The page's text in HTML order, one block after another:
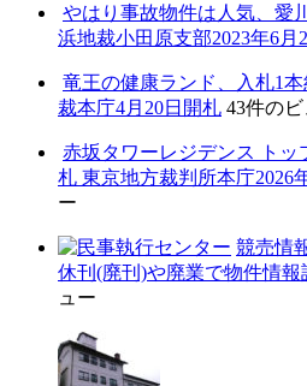
やはり事故物件は人気、
浜地裁小田原支部2023年6月
竜王の健康ランド、入札1
裁本庁4月20日開札 43件の
赤坂タワーレジデンス トッ
札 東京地方裁判所本庁2026
ー
競売情
休刊(廃刊)や廃業で物件情報
ュー